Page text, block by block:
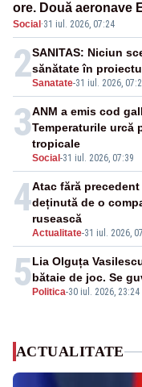
ore. Două aeronave
ridicate de la sol
Social ·31 iul. 2026, 07:24
2Sanatate-31 iul. 2026,
SANITAS: Niciun
sănătate în
3
Social -31 iul. 2026, 07:39
ANM a emis cod
Temperaturile urcă
tropicale
4
Actualitate-31 iul. 2026,
Atac fără
deținută de o
rusească
5 Politica-30 iul. 2026, 23:24
Lia Olguța
bătaie de joc. Se
ACTUALITATE